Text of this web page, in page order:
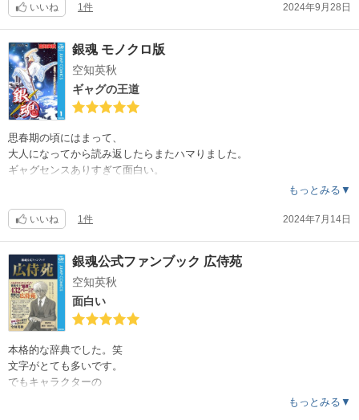
いいね 1件 2024年9月28日
銀魂 モノクロ版
空知英秋
ギャグの王道
思春期の頃にはまって、
大人になってから読み返したらまたハマりました。
ギャグセンスありすぎて面白い。
もっとみる▼
いいね 1件 2024年7月14日
銀魂公式ファンブック 広侍苑
空知英秋
面白い
本格的な辞典でした。笑
文字がとても多いです。
でもキャラクターの
もっとみる▼